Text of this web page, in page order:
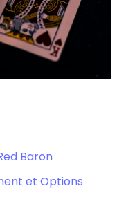
Baron
et Options